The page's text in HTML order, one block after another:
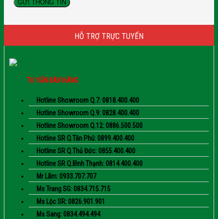
HỖ TRỢ TRỰC TUYẾN
TƯ VẤN BÁN HÀNG
Hotline Showroom Q.7: 0818.400.400
Hotline Showroom Q.9: 0828.400.400
Hotline Showroom Q.12: 0886.500.500
Hotline SR Q.Tân Phú: 0899.400.400
Hotline SR Q.Thủ Đức: 0855.400.400
Hotline SR Q.Bình Thạnh: 0814.400.400
Mr Lãm: 0933.707.707
Ms Trang SG: 0834.715.715
Ms Lộc SR: 0826.901.901
Ms Sang: 0834.494.494